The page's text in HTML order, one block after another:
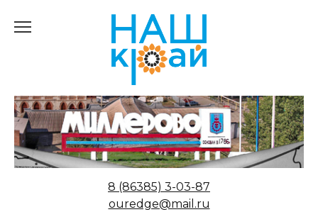
8 (86385) 3-03-87
ouredge@mail.ru